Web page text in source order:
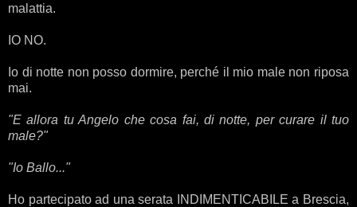
malattia.
IO NO.
Io di notte non posso dormire, perché il mio male non riposa
mai.
"E allora tu Angelo che cosa fai, di notte, per curare il tuo
male?"
"Io Ballo..."
Ho partecipato ad una serata INDIMENTICABILE a Brescia,